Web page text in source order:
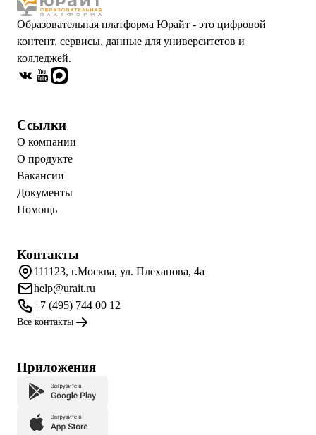
Образовательная платформа Юрайт - это цифровой
контент, сервисы, данные для университетов и
колледжей.
Ссылки
О компании
О продукте
Вакансии
Документы
Помощь
Контакты
111123, г.Москва, ул. Плеханова, 4а
help@urait.ru
+7 (495) 744 00 12
Все контакты
Приложения